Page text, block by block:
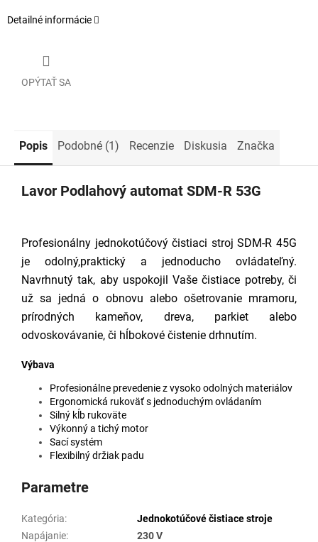
Detailné informácie
OPÝTAŤ SA
Popis Podobné (1) Recenzie Diskusia Značka
Lavor Podlahový automat SDM-R 53G
Profesionálny jednokotúčový čistiaci stroj SDM-R 45G
je odolný,praktický a jednoducho ovládateľný.
Navrhnutý tak, aby uspokojil Vaše čistiace potreby, či
už sa jedná o obnovu alebo ošetrovanie mramoru,
prírodných kameňov, dreva, parkiet alebo
odvoskovávanie, či hĺbokové čistenie drhnutím.
Výbava
Profesionálne prevedenie z vysoko odolných materiálov
Ergonomická rukoväť s jednoduchým ovládaním
Silný kĺb rukoväte
Výkonný a tichý motor
Sací systém
Flexibilný držiak padu
Parametre
Kategória:
Jednokotúčové čistiace stroje
Napájanie:
230 V